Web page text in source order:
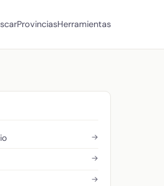
ProvinciasHerramientas
→
→
→